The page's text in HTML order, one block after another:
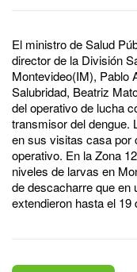
El ministro de Salud
director de la División
Montevideo(IM), Pablo
Salubridad, Beatriz
del operativo de lucha
transmisor del dengue.
en sus visitas casa por
operativo. En la Zona
niveles de larvas en
de descacharre que en
extendieron hasta el